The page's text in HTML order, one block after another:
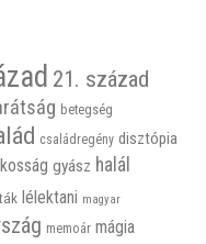
21. század
betegség
családregény disztópia
gyász halál
lélektani magyar
memoár mágia